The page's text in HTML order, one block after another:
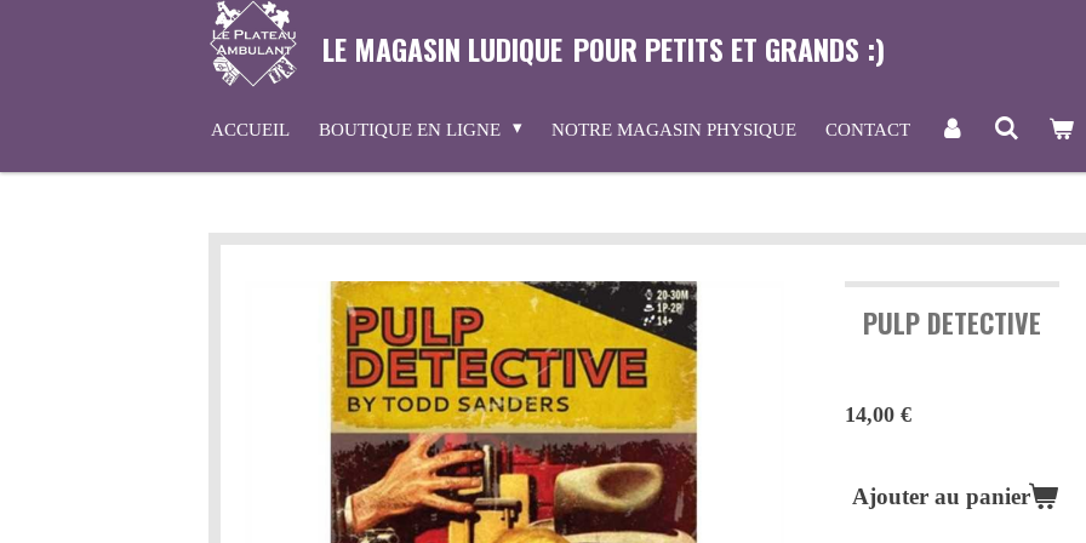
LE MAGASIN LUDIQUE POUR PETITS ET GRANDS :)
ACCUEIL BOUTIQUE EN LIGNE NOTRE MAGASIN PHYSIQUE CONTACT
PULP DETECTIVE
14,00 €
Ajouter au panier